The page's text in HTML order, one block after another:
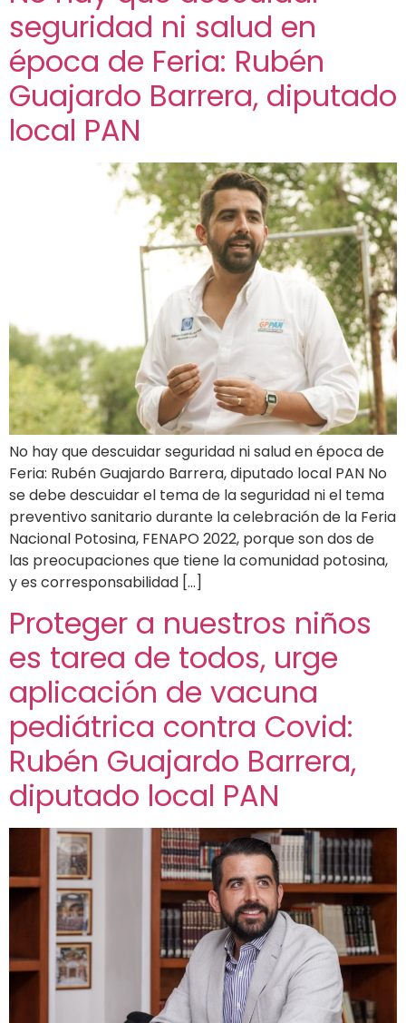
seguridad ni salud en
época de Feria: Rubén
Guajardo Barrera, diputado
local PAN
No hay que descuidar seguridad ni salud en época de
Feria: Rubén Guajardo Barrera, diputado local PAN No
se debe descuidar el tema de la seguridad ni el tema
preventivo sanitario durante la celebración de la Feria
Nacional Potosina, FENAPO 2022, porque son dos de
las preocupaciones que tiene la comunidad potosina,
y es corresponsabilidad […]
Proteger a nuestros niños
es tarea de todos, urge
aplicación de vacuna
pediátrica contra Covid:
Rubén Guajardo Barrera,
diputado local PAN